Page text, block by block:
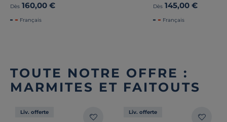
Dès 160,00 €
Français
Dès 145,00 €
Français
TOUTE NOTRE OFFRE :
MARMITES ET FAITOUTS
Liv. offerte Liv. offerte